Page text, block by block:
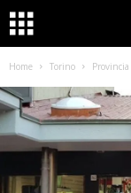
Home Torino Provincia